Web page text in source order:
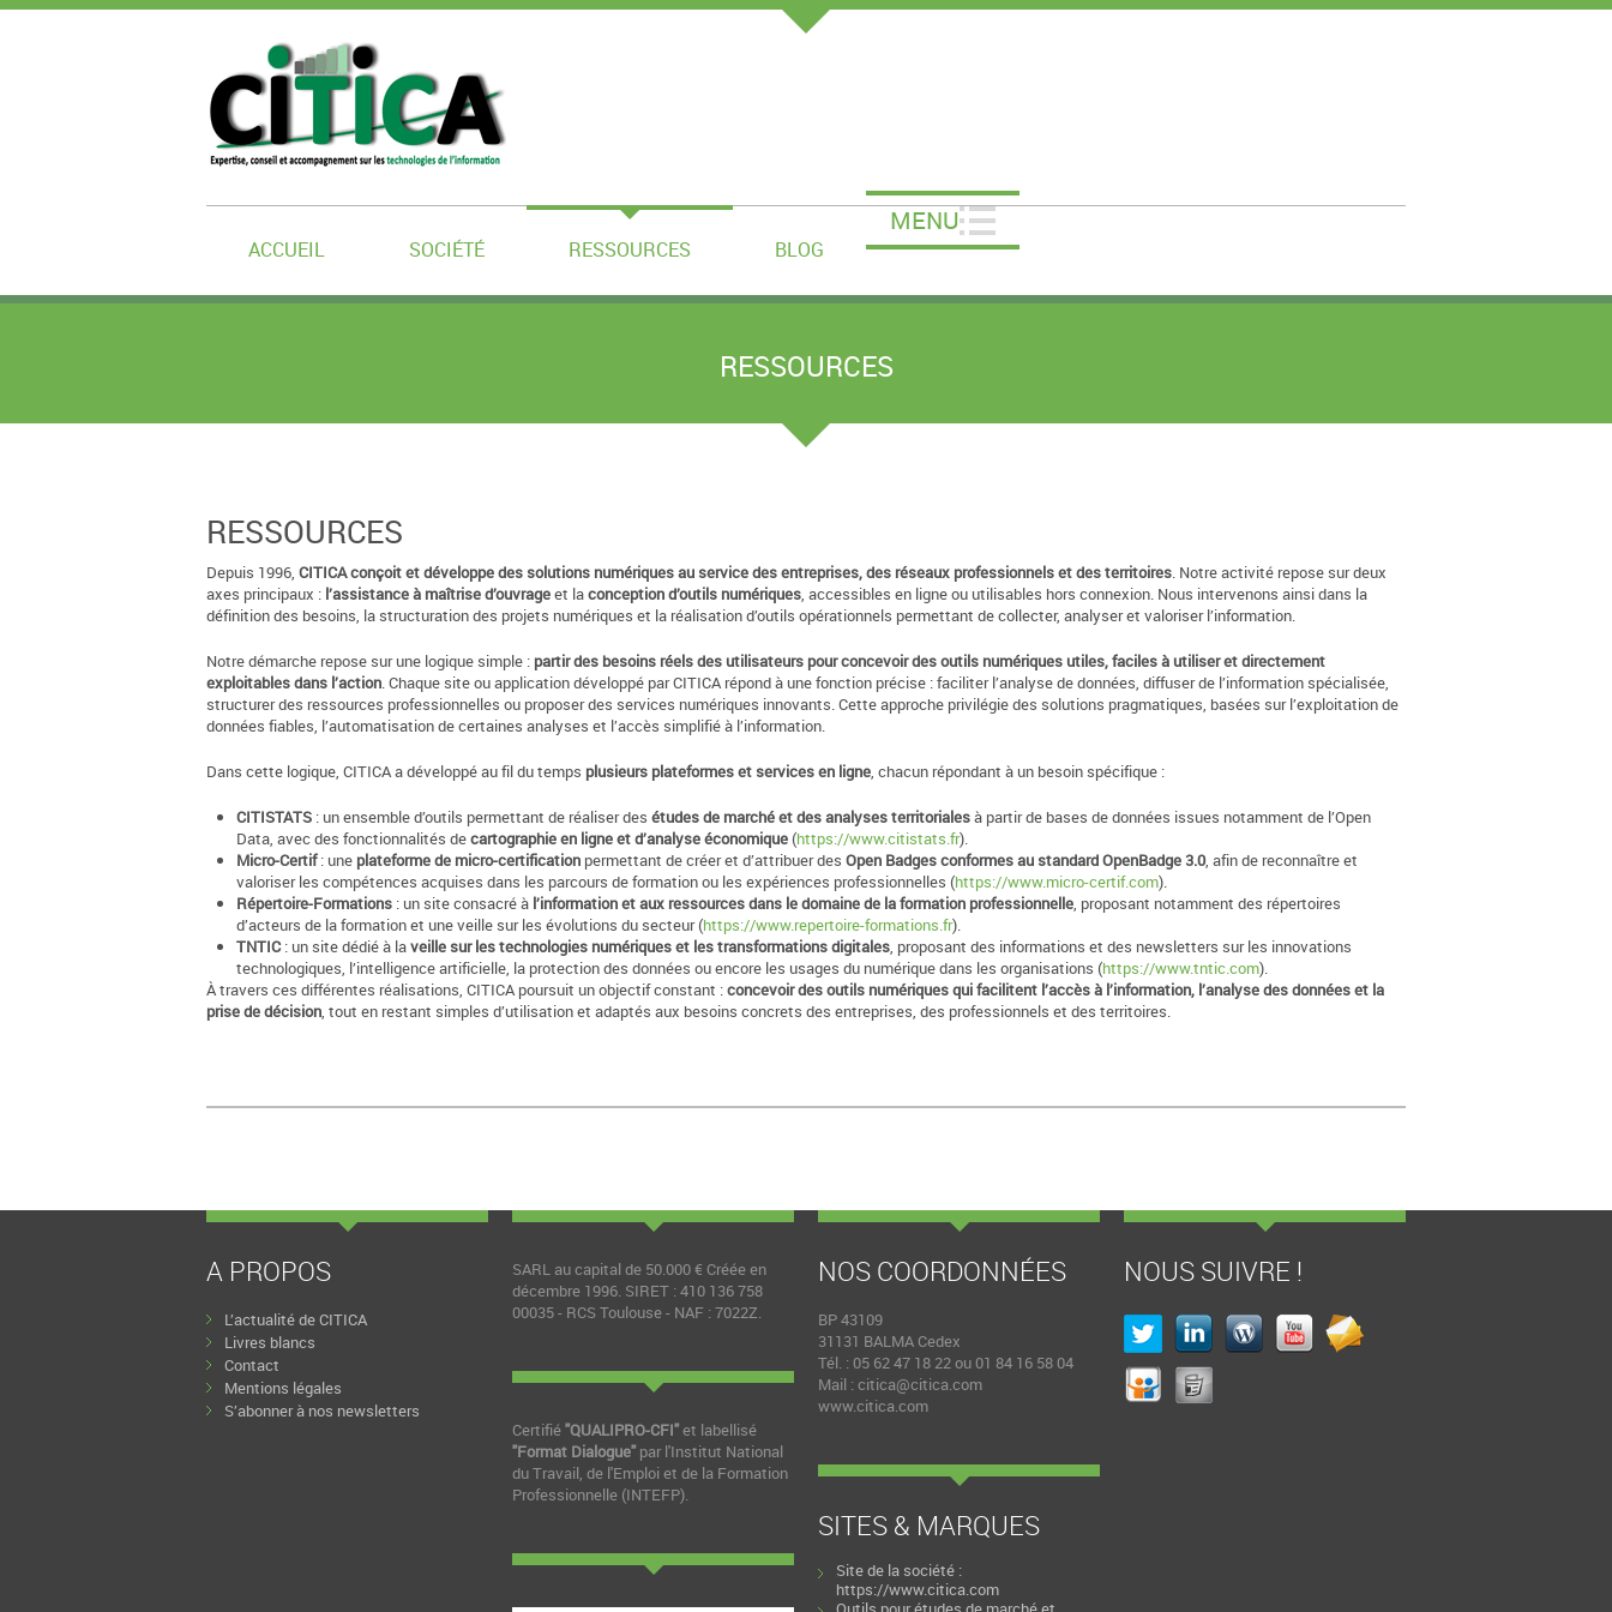
ACCUEIL SOCIÉTÉ RESSOURCES BLOG
MENU
RESSOURCES
RESSOURCES
Depuis 1996, CITICA conçoit et développe des solutions numériques au service des entreprises, des réseaux professionnels et des territoires. Notre activité repose sur deux
axes principaux : l’assistance à maîtrise d’ouvrageet laconception d’outils numériques, accessibles en ligne ou utilisables hors connexion. Nous intervenons ainsi dans la
définition des besoins, la structuration des projets numériques et la réalisation d’outils opérationnels permettant de collecter, analyser et valoriser l’information.
Notre démarche repose sur une logique simple : partir des besoins réels des utilisateurs pour concevoir des outils numériques utiles, faciles à utiliser et directement
exploitables dans l’action. Chaque site ou application développé par CITICA répond à une fonction précise : faciliter l’analyse de données, diffuser de l’information spécialisée,
structurer des ressources professionnelles ou proposer des services numériques innovants. Cette approche privilégie des solutions pragmatiques, basées sur l’exploitation de
données fiables, l’automatisation de certaines analyses et l’accès simplifié à l’information.
Dans cette logique, CITICA a développé au fil du temps plusieurs plateformes et services en ligne, chacun répondant à un besoin spécifique :
CITISTATS : un ensemble d’outils permettant de réaliser des études de marché et des analyses territorialesà partir de bases de données issues notamment de l’Open
Data, avec des fonctionnalités decartographie en ligne et d’analyse économique (https://www.citistats.fr).
Micro-Certif: une plateforme de micro-certification permettant de créer et d’attribuer des Open Badges conformes au standard OpenBadge 3.0, afin de reconnaître et
valoriser les compétences acquises dans les parcours de formation ou les expériences professionnelles (https://www.micro-certif.com).
Répertoire-Formations : un site consacré à l’information et aux ressources dans le domaine de la formation professionnelle, proposant notamment des répertoires
d’acteurs de la formation et une veille sur les évolutions du secteur (https://www.repertoire-formations.fr).
TNTIC: un site dédié à laveille sur les technologies numériques et les transformations digitales, proposant des informations et des newsletters sur les innovations
technologiques, l’intelligence artificielle, la protection des données ou encore les usages du numérique dans les organisations (https://www.tntic.com).
À travers ces différentes réalisations, CITICA poursuit un objectif constant :concevoir des outils numériques qui facilitent l’accès à l’information, l’analyse des données et la
prise de décision, tout en restant simples d’utilisation et adaptés aux besoins concrets des entreprises, des professionnels et des territoires.
A PROPOS
L’actualité de CITICA
Livres blancs
Contact
Mentions légales
S’abonner à nos newsletters
SARL au capital de 50.000 € Créée en
décembre 1996. SIRET : 410 136 758
00035 - RCS Toulouse - NAF : 7022Z.
Certifié"QUALIPRO-CFI"et labellisé
"Format Dialogue" par l'Institut National
du Travail, de l'Emploi et de la Formation
Professionnelle (INTEFP).
NOS COORDONNÉES
BP 43109
31131 BALMA Cedex
Tél. : 05 62 47 18 22 ou 01 84 16 58 04
Mail : citica@citica.com
www.citica.com
SITES & MARQUES
Site de la société :
https://www.citica.com
NOUS SUIVRE !